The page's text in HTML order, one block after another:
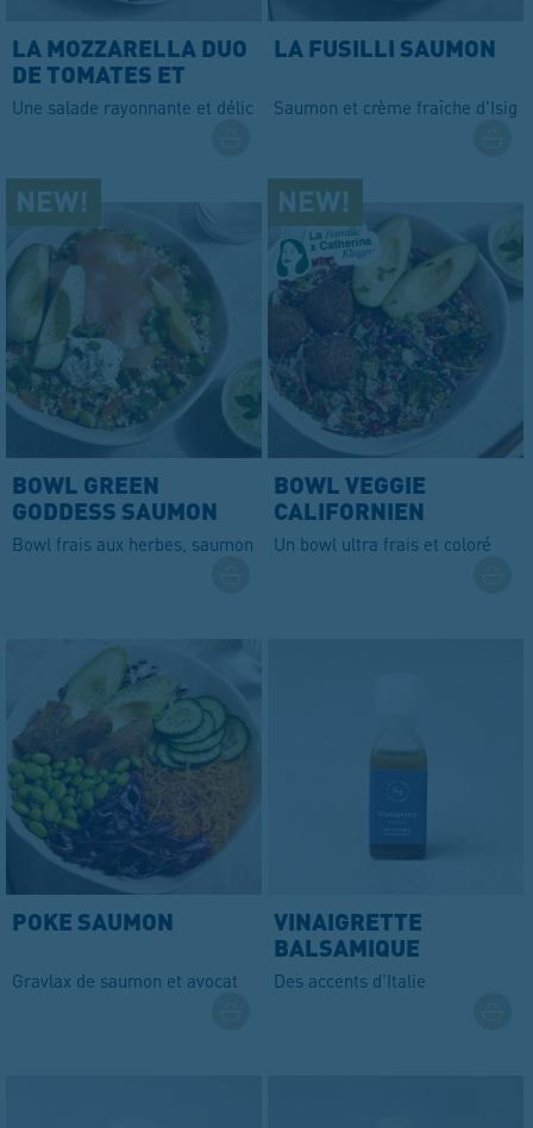
LA MOZZARELLA DUO
DE TOMATES ET
ABRICOTS
Une salade rayonnante et délicieuse
LA FUSILLI SAUMON
Saumon et crème fraîche
BOWL GREEN
GODDESS SAUMON
Bowl frais aux herbes, saumon et avocat
BOWL VEGGIE
CALIFORNIEN
Un bowl ultra frais et coloré
POKE SAUMON
Gravlax de saumon et avocat
VINAIGRETTE
BALSAMIQUE
Des accents d'Italie